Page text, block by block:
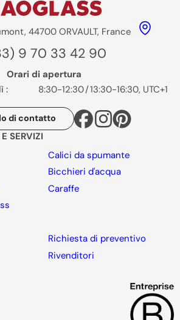
44700 ORVAULT, France
9 70 33 42 90
Orari di apertura
:
8:30-12:30/13:30-16:30, UTC+1
di contatto
SERVIZI
Calici da spumante
Bicchieri d'acqua
Caraffe
Richiesta di preventivo
Rivenditori